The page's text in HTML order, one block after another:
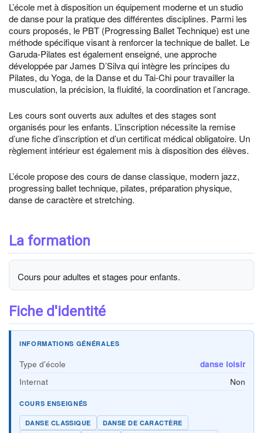
L’école met à disposition un équipement moderne et un studio
de danse pour la pratique des différentes disciplines. Parmi les
cours proposés, le PBT (Progressing Ballet Technique) est une
méthode spécifique visant à renforcer la technique de ballet. Le
Garuda-Pilates est également enseigné, une approche
développée par James D’Silva qui intègre les principes du
Pilates, du Yoga, de la Danse et du Tai-Chi pour travailler la
musculation, la précision, la fluidité, la coordination et l’ancrage.
Les cours sont ouverts aux adultes et des stages sont
organisés pour les enfants. L’inscription nécessite la remise
d’une fiche d’inscription et d’un certificat médical obligatoire. Un
règlement intérieur est également mis à disposition des élèves.
L’école propose des cours de danse classique, modern jazz,
progressing ballet technique, pilates, préparation physique,
danse de caractère et stretching.
La formation
Cours pour adultes et stages pour enfants.
Fiche d'identité
INFORMATIONS GÉNÉRALES
Type d'école
danse loisir
Internat
Non
COURS ENSEIGNÉS
DANSE CLASSIQUE
DANSE DE CARACTÈRE